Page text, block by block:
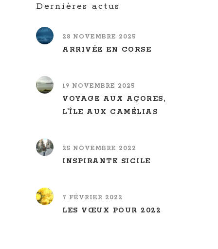
Dernières actus
28 NOVEMBRE 2025
ARRIVÉE EN CORSE
19 NOVEMBRE 2025
VOYAGE AUX AÇORES,
L’ÎLE AUX CAMÉLIAS
25 NOVEMBRE 2022
INSPIRANTE SICILE
7 FÉVRIER 2022
LES VŒUX POUR 2022